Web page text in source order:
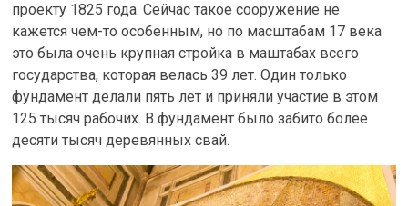
проекту 1825 года. Сейчас такое сооружение не
кажется чем-то особенным, но по масштабам 17 века
это была очень крупная стройка в маштабах всего
государства, которая велась 39 лет. Один только
фундамент делали пять лет и приняли участие в этом
125 тысяч рабочих. В фундамент было забито более
десяти тысяч деревянных свай.